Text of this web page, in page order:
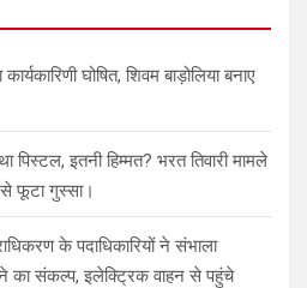
घोषित, शिवम बाड़ोलिया बनाए
पिस्टल, इतनी हिम्मत? भरत तिवारी मामले
फूटा गुस्सा।
के पदाधिकारियों ने संभाला
का संकल्प, इलेक्ट्रिक वाहन से पहुंचे